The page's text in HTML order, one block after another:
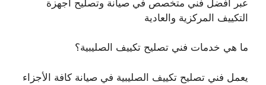
عبر أفضل فني متخصص في صيانة وتصليح أجهزة
التكييف المركزية والعادية
ما هي خدمات فني تصليح تكييف الصليبية؟
يعمل فني تصليح تكييف الصليبية في صيانة كافة الأجزاء